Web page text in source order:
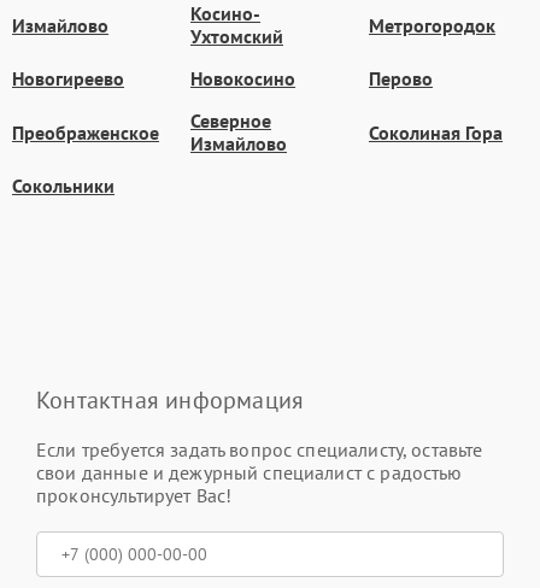
Измайлово
Косино-
Ухтомский
Метрогородок
Новогиреево Новокосино Перово
Преображенское
Северное
Измайлово
Соколиная Гора
Сокольники
Контактная информация
Если требуется задать вопрос специалисту, оставьте
свои данные и дежурный специалист с радостью
проконсультирует Вас!